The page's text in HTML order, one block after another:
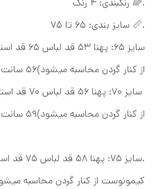
.🌈 رنگبندی: ۴ رنگ
.📏 سایز بندی: ۶۵ تا ۷۵
سایز ۶۵:
از کنار گردن محاسبه میشود)۵۶ سانت
سایز ۷۰:
از کنار گردن محاسبه میشود)۵۹ سانت
.سایز ۷۵:
کیمونوست از کنار گردن محاسبه میشود)۶۲